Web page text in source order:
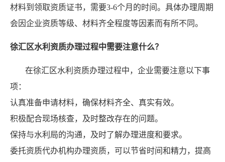
材料到领取资质证书，需要3-6个月的时间。具体办理周期
会因企业资质等级、材料齐全程度等因素而有所不同。
徐汇区水利资质办理过程中需要注意什么？
在徐汇区水利资质办理过程中，企业需要注意以下事
项：
认真准备申请材料，确保材料齐全、真实有效。
积极配合现场核查，及时整改存在的问题。
保持与水利局的沟通，及时了解办理进度和要求。
委托资质代办机构办理资质，可以节省时间和精力，提高